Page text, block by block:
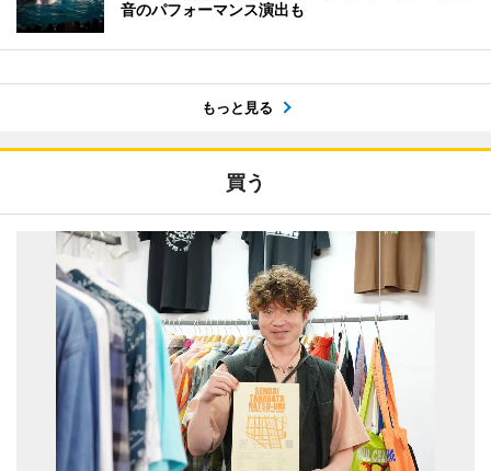
音のパフォーマンス演出も
もっと見る
買う